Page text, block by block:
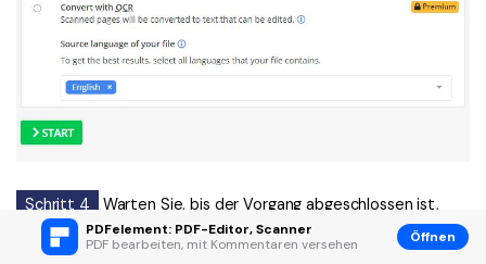
PDFelement: PDF-Editor, Scanner
PDF bearbeiten, mit Kommentaren versehen
Öffnen
Schritt 4
Warten Sie, bis der Vorgang abgeschlossen ist,
bevor Sie auf die "Herunterladen" Schaltfläche klicken.